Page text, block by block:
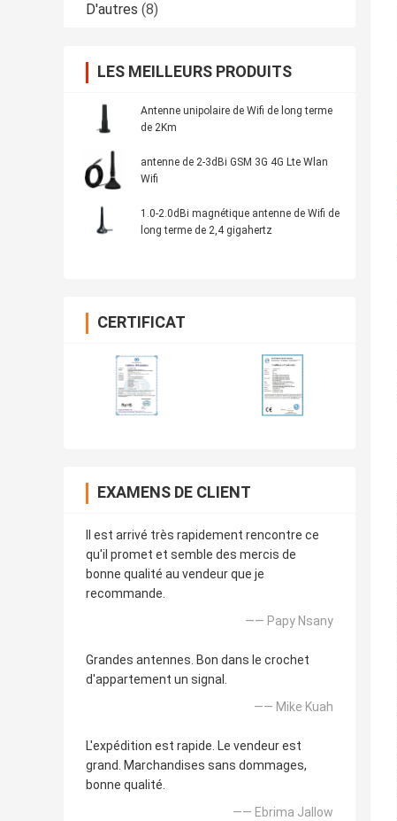
D'autres (8)
LES MEILLEURS PRODUITS
Antenne unipolaire de Wifi de long terme
de 2Km
antenne de 2-3dBi GSM 3G 4G Lte Wlan
Wifi
1.0-2.0dBi magnétique antenne de Wifi de
long terme de 2,4 gigahertz
CERTIFICAT
EXAMENS DE CLIENT
Il est arrivé très rapidement rencontre ce
qu'il promet et semble des mercis de
bonne qualité au vendeur que je
recommande.
—— Papy Nsany
Grandes antennes. Bon dans le crochet
d'appartement un signal.
—— Mike Kuah
L'expédition est rapide. Le vendeur est
grand. Marchandises sans dommages,
bonne qualité.
—— Ebrima Jallow